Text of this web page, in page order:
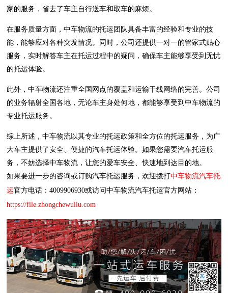
家的服务，省去了车主自行送车和取车的麻烦。
在服务质量方面，中车物流的托运团队具备丰富的经验和专业的技
能，能够应对各种突发情况。同时，公司还提供一对一的管家式贴心
服务，实时解答车主在托运过程中的疑问，确保车主能够享受到无忧
的托运体验。
此外，中车物流还注重全国网点的覆盖和运输干线网络的完善。公司
的业务辐射全国各地，无论车主身处何地，都能够享受到中车物流的
专业托运服务。
综上所述，中车物流以其专业的托运政策和全方位的托运服务，为广
大车主提供了安全、便捷的汽车托运体验。如果您需要汽车托运服
务，不妨选择中车物流，让您的爱车安全、快速地到达目的地。
如果要进一步的咨询或订购汽车托运服务，欢迎拨打中车物流汽车托
运官方电话：4009906930或访问中车物流汽车托运官方网站：
https://file.zhongchewuliu.com